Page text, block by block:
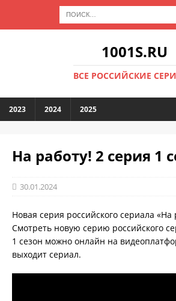
1001S.RU
ВСЕ РОССИЙСКИЕ
2023 2024 2025
На работу! 2 серия 1
30.01.2024
Новая серия российского сериала «На
Смотреть новую серию российского
1 сезон можно онлайн на
выходит сериал.